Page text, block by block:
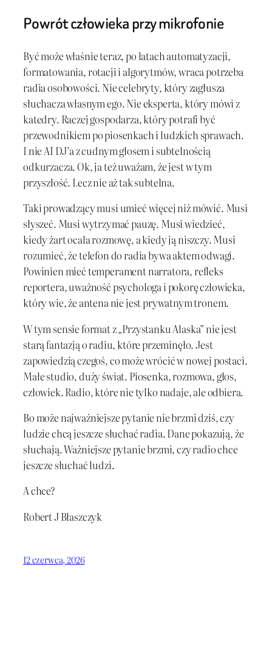
Powrót człowieka przy mikrofonie
Być może właśnie teraz, po latach automatyzacji,
formatowania, rotacji i algorytmów, wraca potrzeba
radia osobowości. Nie celebryty, który zagłusza
słuchacza własnym ego. Nie eksperta, który mówi z
katedry. Raczej gospodarza, który potrafi być
przewodnikiem po piosenkach i ludzkich sprawach.
I nie AI DJ’a z cudnym głosem i subtelnością
odkurzacza. Ok, ja też uważam, że jest w tym
przyszłość. Lecz nie aż tak subtelna.
Taki prowadzący musi umieć więcej niż mówić. Musi
słyszeć. Musi wytrzymać pauzę. Musi wiedzieć,
kiedy żart ocala rozmowę, a kiedy ją niszczy. Musi
rozumieć, że telefon do radia bywa aktem odwagi.
Powinien mieć temperament narratora, refleks
reportera, uważność psychologa i pokorę człowieka,
który wie, że antena nie jest prywatnym tronem.
W tym sensie format z „Przystanku Alaska” nie jest
starą fantazją o radiu, które przeminęło. Jest
zapowiedzią czegoś, co może wrócić w nowej postaci.
Małe studio, duży świat. Piosenka, rozmowa, głos,
człowiek. Radio, które nie tylko nadaje, ale odbiera.
Bo może najważniejsze pytanie nie brzmi dziś, czy
ludzie chcą jeszcze słuchać radia. Dane pokazują, że
słuchają. Ważniejsze pytanie brzmi, czy radio chce
jeszcze słuchać ludzi.
A chce?
Robert J Błaszczyk
12 czerwca, 2026